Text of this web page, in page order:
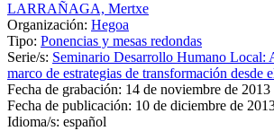
LARRAÑAGA, Mertxe
Organización: Hegoa
Tipo: Ponencias y mesas redondas
Serie/s: Seminario Desarrollo Humano Local:
marco de estrategias de transformación desde
Fecha de grabación: 14 de noviembre de 2013
Fecha de publicación: 10 de diciembre de
Idioma/s: español